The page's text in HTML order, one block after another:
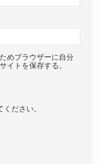
めブラウザーに自分
イトを保存する。
ください。